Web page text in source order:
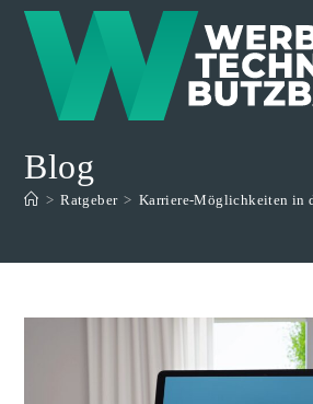
Zum
Inhalt
springen
Blog
> Ratgeber > Karriere-Möglichkeiten in